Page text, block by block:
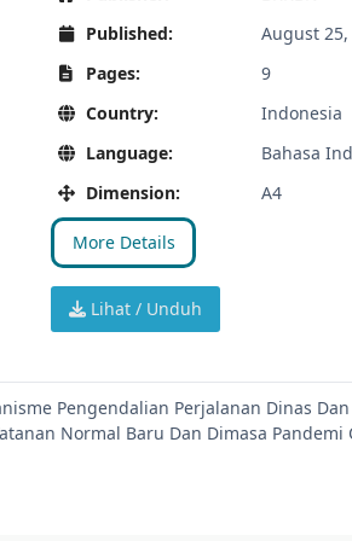
Published:
August 25,
Pages:
9
Country:
Indonesia
Language:
Bahasa
Dimension:
A4
More Details
Lihat / Unduh
Pengendalian Perjalanan Dinas
Normal Baru Dan Dimasa Pandemi